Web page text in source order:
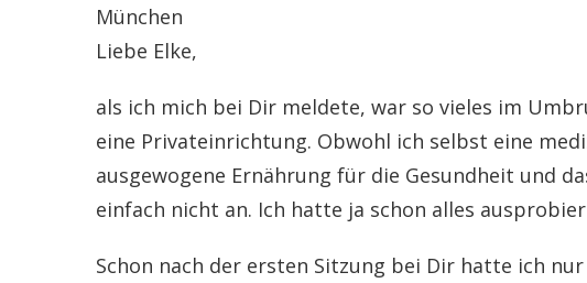
München
Liebe Elke,
als ich mich bei Dir meldete, war so vieles im
eine Privateinrichtung. Obwohl ich selbst eine
ausgewogene Ernährung für die Gesundheit und
einfach nicht an. Ich hatte ja schon alles
Schon nach der ersten Sitzung bei Dir hatte ich